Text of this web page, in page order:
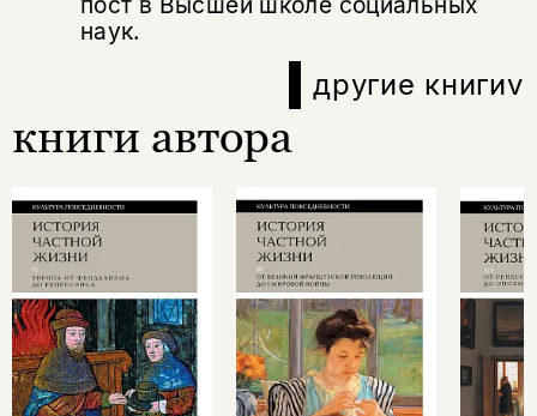
наук.
другие книгиv
книги автора